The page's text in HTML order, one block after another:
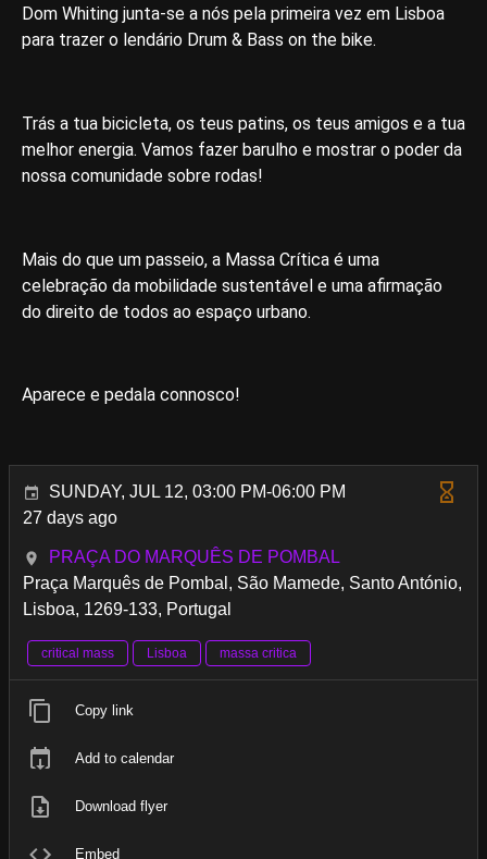
Dom Whiting junta-se a nós pela primeira vez em Lisboa
para trazer o lendário Drum & Bass on the bike.
Trás a tua bicicleta, os teus patins, os teus amigos e a tua
melhor energia. Vamos fazer barulho e mostrar o poder da
nossa comunidade sobre rodas!
Mais do que um passeio, a Massa Crítica é uma
celebração da mobilidade sustentável e uma afirmação
do direito de todos ao espaço urbano.
Aparece e pedala connosco!
SUNDAY, JUL 12, 03:00 PM-06:00 PM
27 days ago
PRAÇA DO MARQUÊS DE POMBAL
Praça Marquês de Pombal, São Mamede, Santo António,
Lisboa, 1269-133, Portugal
critical mass Lisboa massa critica
Copy link
Add to calendar
Download flyer
Embed